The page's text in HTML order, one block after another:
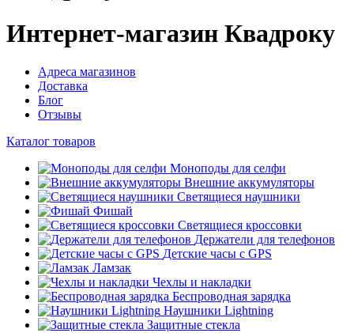
Интернет-магазин Квадроку
Адреса магазинов
Доставка
Блог
Отзывы
Каталог товаров
Моноподы для селфи
Внешние аккумуляторы
Светящиеся наушники
Фишай
Светящиеся кроссовки
Держатели для телефонов
Детские часы с GPS
Ламзак
Чехлы и накладки
Беспроводная зарядка
Наушники Lightning
Защитные стекла